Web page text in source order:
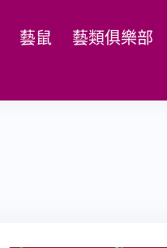
藝鼠 藝類俱樂部